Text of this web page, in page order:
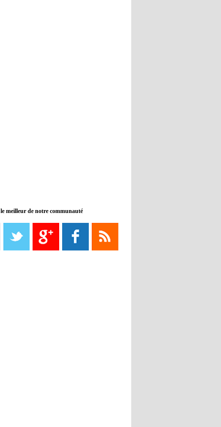
08:21 - 2022/11/08
Liverpool mis en vente par son
propriétaire
meilleur de notre communauté